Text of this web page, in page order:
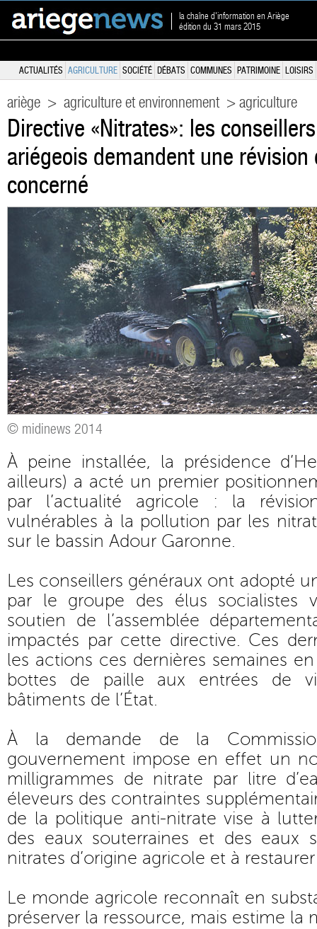
la chaîne d'information en Ariège
édition du 31 mars 2015
ACTUALITÉS AGRICULTURE SOCIÉTÉ DÉBATS COMMUNES PATRIMOINE LOISIRS
ariège > agriculture et environnement > agriculture
Directive «Nitrates»: les
ariégeois demandent une révision
concerné
© midinews 2014
À peine installée, la présidence
ailleurs) a acté un premier
par l’actualité agricole : la
vulnérables à la pollution par les
sur le bassin Adour Garonne.
Les conseillers généraux ont adopté
par le groupe des élus socialistes
soutien de l’assemblée
impactés par cette directive. Ces
les actions ces dernières semaines
bottes de paille aux entrées de
bâtiments de l’État.
À la demande de la
gouvernement impose en effet un
milligrammes de nitrate par litre
éleveurs des contraintes
de la politique anti-nitrate vise à
des eaux souterraines et des eaux
nitrates d’origine agricole et à
Le monde agricole reconnaît en
préserver la ressource, mais estime la